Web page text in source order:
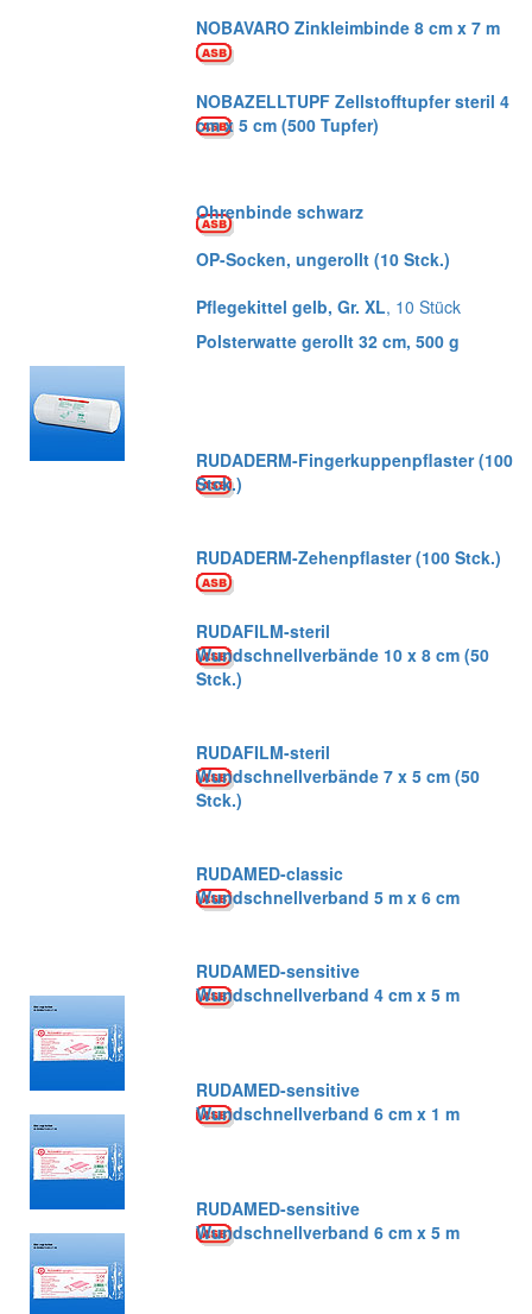
NOBAVARO Zinkleimbinde 8 cm x 7 m
NOBAZELLTUPF Zellstofftupfer steril 4
cm x 5 cm (500 Tupfer)
Ohrenbinde schwarz
OP-Socken, ungerollt (10 Stck.)
Pflegekittel gelb, Gr. XL, 10 Stück
Polsterwatte gerollt 32 cm, 500 g
RUDADERM-Fingerkuppenpflaster (100
Stck.)
RUDADERM-Zehenpflaster (100 Stck.)
RUDAFILM-steril
Wundschnellverbände 10 x 8 cm (50
Stck.)
RUDAFILM-steril
Wundschnellverbände 7 x 5 cm (50
Stck.)
RUDAMED-classic
Wundschnellverband 5 m x 6 cm
RUDAMED-sensitive
Wundschnellverband 4 cm x 5 m
RUDAMED-sensitive
Wundschnellverband 6 cm x 1 m
RUDAMED-sensitive
Wundschnellverband 6 cm x 5 m